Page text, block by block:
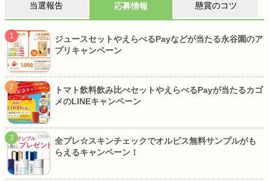
当選報告 応募情報 懸賞のコツ
ジュースセットやえらべるPayなどが当たる永谷園のア
プリキャンペーン
トマト飲料飲み比べセットやえらべるPayが当たるカゴ
メのLINEキャンペーン
全プレ☆スキンチェックでオルビス無料サンプルがも
らえるキャンペーン！